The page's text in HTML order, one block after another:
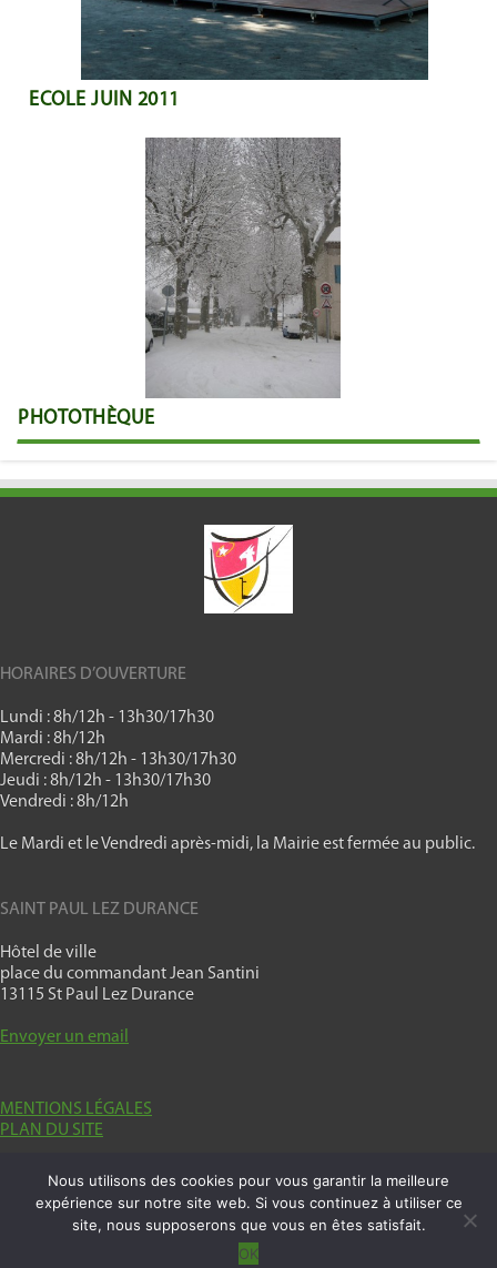
ECOLE JUIN 2011
PHOTOTHÈQUE
HORAIRES D’OUVERTURE
Lundi : 8h/12h - 13h30/17h30
Mardi : 8h/12h
Mercredi : 8h/12h - 13h30/17h30
Jeudi : 8h/12h - 13h30/17h30
Vendredi : 8h/12h
Le Mardi et le Vendredi après-midi, la Mairie est fermée au public.
SAINT PAUL LEZ DURANCE
Hôtel de ville
place du commandant Jean Santini
13115 St Paul Lez Durance
Envoyer un email
MENTIONS LÉGALES
PLAN DU SITE
© Copyright 2026, All Rights Reserved.
Création de site, référencement Azur Consulting
Nous utilisons des cookies pour vous garantir la meilleure
expérience sur notre site web. Si vous continuez à utiliser ce
site, nous supposerons que vous en êtes satisfait.
OK